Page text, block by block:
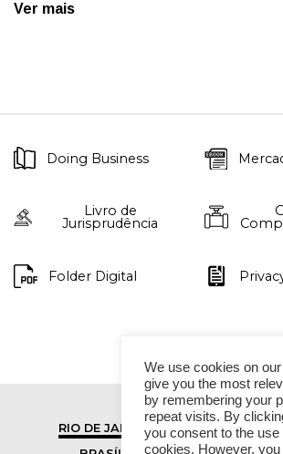
Ver mais
Doing Business
Livro de
Jurisprudência
Folder Digital
RIO DE JANEIRO
We use cookies on
give you the most
by remembering your
repeat visits. By
you consent to the use
cookies. However,